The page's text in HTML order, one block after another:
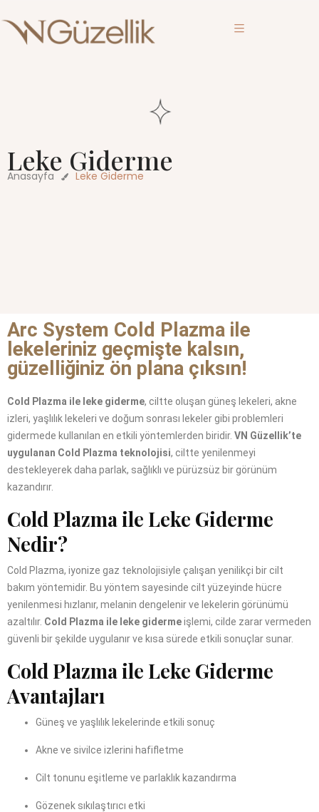
Leke Giderme
Anasayfa Leke Giderme
Arc System Cold Plazma ile
lekeleriniz geçmişte kalsın,
güzelliğiniz ön plana çıksın!
Cold Plazma ile leke giderme, ciltte oluşan güneş lekeleri, akne
izleri, yaşlılık lekeleri ve doğum sonrası lekeler gibi problemleri
gidermede kullanılan en etkili yöntemlerden biridir. VN Güzellik’te
uygulanan Cold Plazma teknolojisi, ciltte yenilenmeyi
destekleyerek daha parlak, sağlıklı ve pürüzsüz bir görünüm
kazandırır.
Cold Plazma ile Leke Giderme
Nedir?
Cold Plazma, iyonize gaz teknolojisiyle çalışan yenilikçi bir cilt
bakım yöntemidir. Bu yöntem sayesinde cilt yüzeyinde hücre
yenilenmesi hızlanır, melanin dengelenir ve lekelerin görünümü
azaltılır. Cold Plazma ile leke gidermeişlemi, cilde zarar vermeden
güvenli bir şekilde uygulanır ve kısa sürede etkili sonuçlar sunar.
Cold Plazma ile Leke Giderme
Avantajları
Güneş ve yaşlılık lekelerinde etkili sonuç
Akne ve sivilce izlerini hafifletme
Cilt tonunu eşitleme ve parlaklık kazandırma
Gözenek sıkılaştırıcı etki